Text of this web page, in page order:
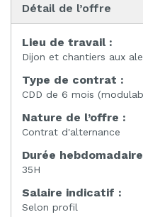
Détail de l’offre
Lieu de travail :
Dijon et chantiers aux
Type de contrat :
CDD de 6 mois
Nature de l’offre :
Contrat d'alternance
Durée
35H
Salaire indicatif :
Selon profil